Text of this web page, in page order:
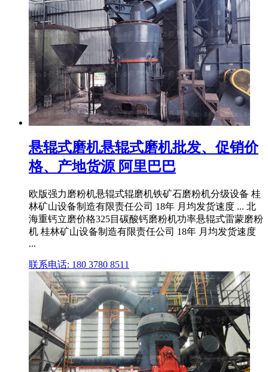
悬辊式磨机悬辊式磨机批发、促销价
格、产地货源 阿里巴巴
欧版强力磨粉机悬辊式辊磨机铁矿石磨粉机分级设备 桂
林矿山设备制造有限责任公司 18年 月均发货速度 ... 北
海重钙立磨价格325目碳酸钙磨粉机功率悬辊式雷蒙磨粉
机 桂林矿山设备制造有限责任公司 18年 月均发货速度
...
联系电话: 180 3780 8511